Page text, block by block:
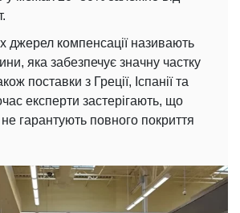
компенсації називають
яка забезпечує значну частку
поставки з Греції, Іспанії та
експерти застерігають, що
не гарантують повного покриття